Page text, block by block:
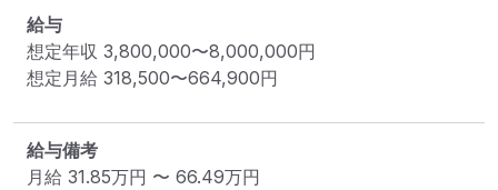
給与
想定年収 3,800,000〜8,000,000円
想定月給 318,500〜664,900円
給与備考
月給 31.85万円 〜 66.49万円